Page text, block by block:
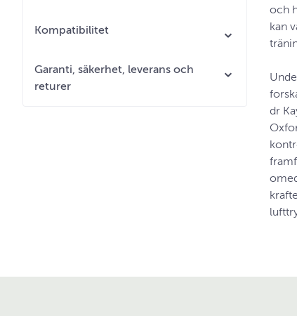
Kompatibilitet
Garanti, säkerhet, leverans och
returer
och
kan
dr